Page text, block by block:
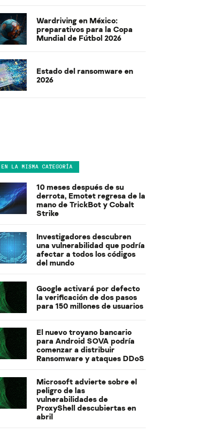
Wardriving en México:
preparativos para la Copa
Mundial de Fútbol 2026
Estado del ransomware en
2026
EN LA MISMA CATEGORÍA
10 meses después de su
derrota, Emotet regresa de la
mano de TrickBot y Cobalt
Strike
Investigadores descubren
una vulnerabilidad que podría
afectar a todos los códigos
del mundo
Google activará por defecto
la verificación de dos pasos
para 150 millones de usuarios
El nuevo troyano bancario
para Android SOVA podría
comenzar a distribuir
Ransomware y ataques DDoS
Microsoft advierte sobre el
peligro de las
vulnerabilidades de
ProxyShell descubiertas en
abril